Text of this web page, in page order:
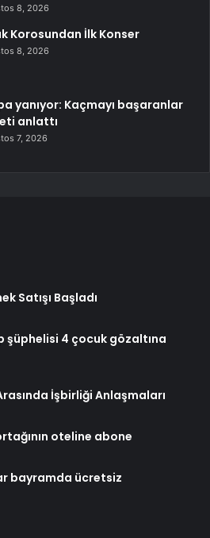
8, 2026
Korosundan İlk Konser
8, 2026
yanıyor: Kaçmayı başaranlar
anlattı
7, 2026
Satışı Başladı
şüphelisi 4 çocuk gözaltına
İşbirliği Anlaşmaları
oteline abone
bayramda ücretsiz